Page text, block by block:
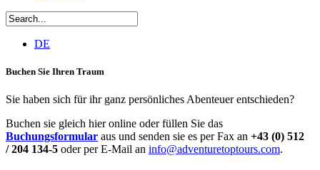
DE
Buchen Sie Ihren Traum
Sie haben sich für ihr ganz persönliches Abenteuer entschieden?
Buchen sie gleich hier online oder füllen Sie das
Buchungsformular aus und senden sie es per Fax an +43 (0) 512
/ 204 134-5 oder per E-Mail an info@adventuretoptours.com.